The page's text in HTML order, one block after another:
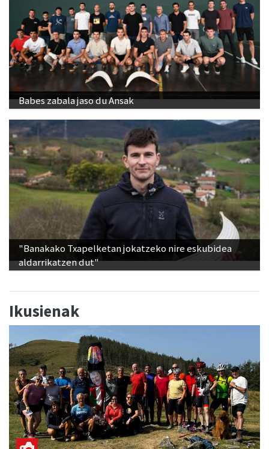
Babes zabala jaso du Ansak
"Banakako Txapelketan jokatzeko nire eskubidea
aldarrikatzen dut"